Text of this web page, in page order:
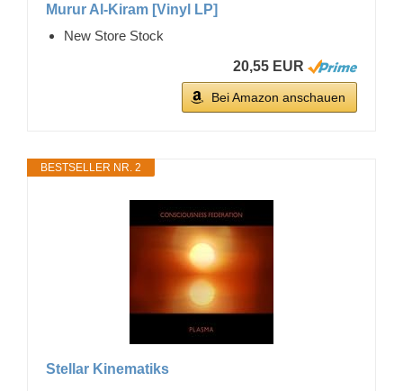
Murur Al-Kiram [Vinyl LP]
New Store Stock
20,55 EUR
Bei Amazon anschauen
BESTSELLER NR. 2
Stellar Kinematiks